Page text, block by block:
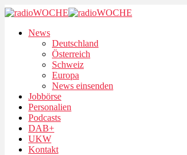
News
Deutschland
Österreich
Schweiz
Europa
News einsenden
Jobbörse
Personalien
Podcasts
DAB+
UKW
Kontakt